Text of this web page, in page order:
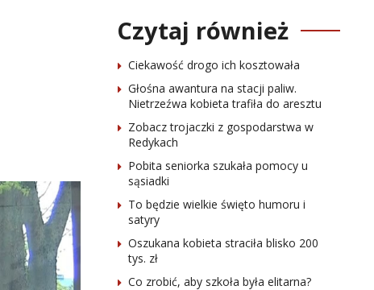
Czytaj również
Ciekawość drogo ich kosztowała
Głośna awantura na stacji paliw.
Nietrzeźwa kobieta trafiła do aresztu
Zobacz trojaczki z gospodarstwa w
Redykach
Pobita seniorka szukała pomocy u
sąsiadki
To będzie wielkie święto humoru i
satyry
Oszukana kobieta straciła blisko 200
tys. zł
Co zrobić, aby szkoła była elitarna?